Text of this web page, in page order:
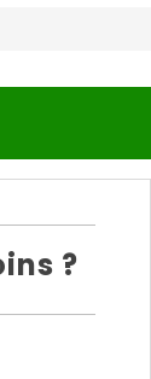
?